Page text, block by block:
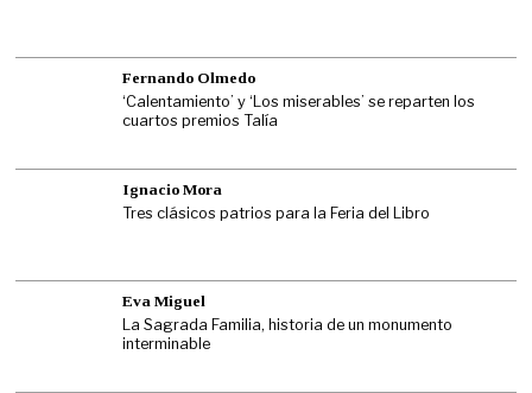
Fernando Olmedo
‘Calentamiento’ y ‘Los miserables’ se reparten los
cuartos premios Talía
Ignacio Mora
Tres clásicos patrios para la Feria del Libro
Eva Miguel
La Sagrada Familia, historia de un monumento
interminable